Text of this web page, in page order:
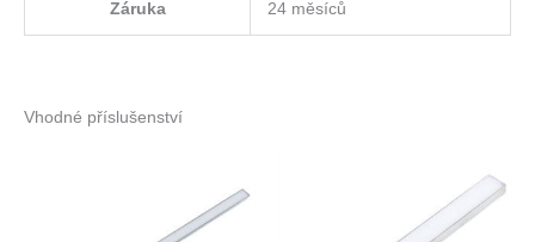
Záruka 24 měsíců
Vhodné příslušenství